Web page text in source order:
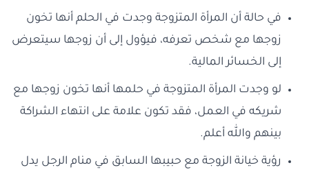
في حالة أن المرأة المتزوجة وجدت في الحلم أنها تخون
زوجها مع شخص تعرفه، فيؤول إلى أن زوجها سيتعرض
إلى الخسائر المالية.
لو وجدت المرأة المتزوجة في حلمها أنها تخون زوجها مع
شريكه في العمل، فقد تكون علامة على انتهاء الشراكة
بينهم والله أعلم.
رؤية خيانة الزوجة مع حبيبها السابق في منام الرجل يدل